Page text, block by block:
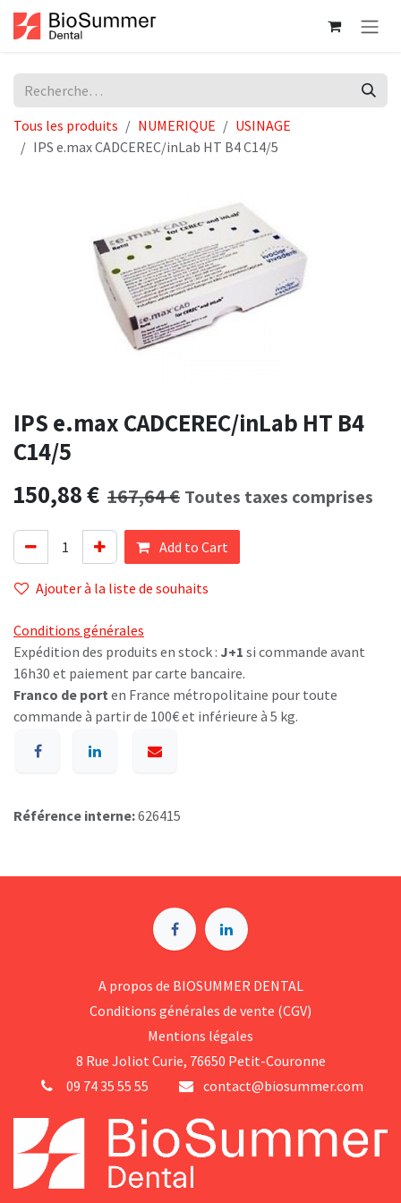
Se rendre au contenu
Tous les produits NUMERIQUE
USINAGE
IPS e.max CADCEREC/inLab HT B4 C14/5
IPS e.max CADCEREC/inLab HT B4
C14/5
150,88€ 167,64€ Toutes taxes comprises
Add to Cart
Ajouter à la liste de souhaits
Conditions générales
Expédition des produits en stock : J+1 si commande avant
16h30 et paiement par carte bancaire.
Franco de port en France métropolitaine pour toute
commande à partir de 100€ et inférieure à 5 kg.
Référence interne:626415
A p​ropos de BIOSUMMER DENTAL
Conditions générales d​e vente (CGV)
Mentions légales
8 Rue Jol​iot Curie, 76650 Petit-Couronne
09 74 35 55 55
contact@biosummer.com